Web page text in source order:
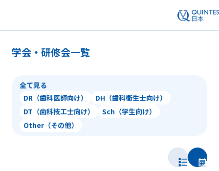
学会・研修会一覧
全て見る
DR（歯科医師向け）
DH（歯科衛生士向け）
DT（歯科技工士向け）
Sch（学生向け）
Other（その他）